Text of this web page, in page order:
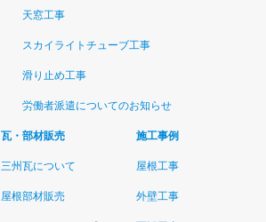
天窓工事
スカイライトチューブ工事
滑り止め工事
労働者派遣についてのお知らせ
瓦・部材販売
三州瓦について
屋根部材販売
施工事例
屋根工事
外壁工事